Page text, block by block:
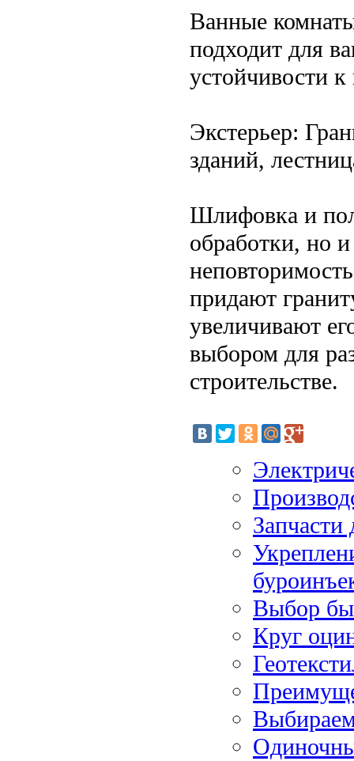
Ванные
подходит для
устойчивости
Экстерьер:
зданий,
Шлифовка и
обработки, но
придают
увеличивают
выбором для
строительстве.
Запчасти
Выбор
Круг